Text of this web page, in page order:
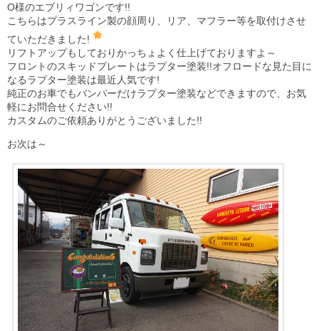
O様のエブリィワゴンです!!
こちらはプラスライン製の顔周り、リア、マフラー等を取付けさせ
ていただきました!
リフトアップもしておりかっちょよく仕上げておりますよ～
フロントのスキッドプレートはラプター塗装!!オフロードな見た目に
なるラプター塗装は最近人気です!
純正のお車でもバンパーだけラプター塗装などできますので、お気
軽にお問合せください!!
カスタムのご依頼ありがとうございました!!
お次は～